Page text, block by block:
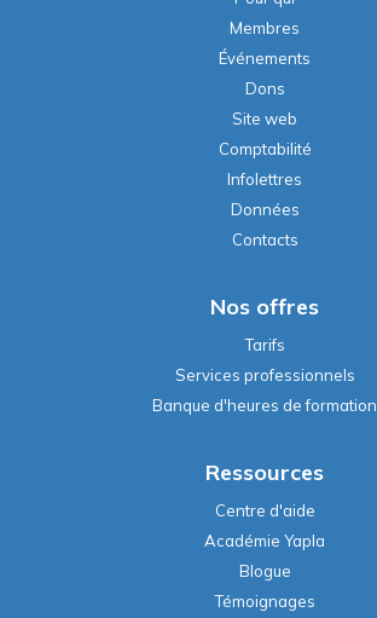
Membres
Événements
Dons
Site web
Comptabilité
Infolettres
Données
Contacts
Nos offres
Tarifs
Services professionnels
Banque d'heures de formation
Ressources
Centre d'aide
Académie Yapla
Blogue
Témoignages